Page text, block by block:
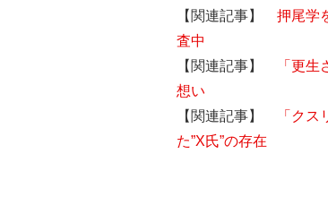
【関連記事】 押尾学
査中
【関連記事】
「更
想い
【関連記事】
「ク
た”X氏”の存在